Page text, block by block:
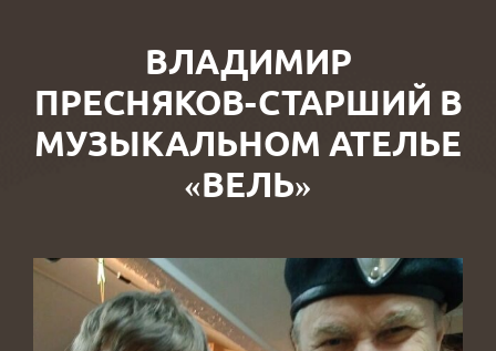
ВЛАДИМИР
ПРЕСНЯКОВ-СТАРШИЙ В
МУЗЫКАЛЬНОМ АТЕЛЬЕ
«ВЕЛЬ»